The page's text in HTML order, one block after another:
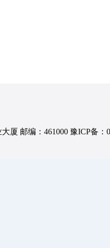
厦 邮编：461000 豫ICP备：